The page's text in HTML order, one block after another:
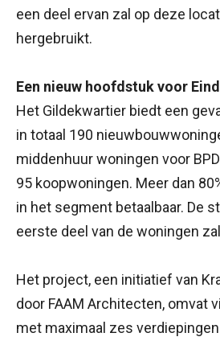
een deel ervan zal op deze
hergebruikt.
Een nieuw hoofdstuk voor
Het Gildekwartier biedt een
in totaal 190
middenhuur woningen voor
95 koopwoningen. Meer dan
in het segment betaalbaar. De
eerste deel van de woningen
Het project, een initiatief van
door FAAM Architecten, omvat
met maximaal zes